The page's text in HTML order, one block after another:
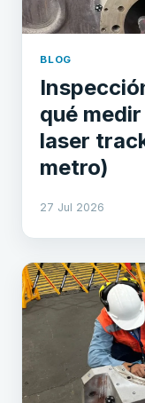
BLOG
qué
laser
metro)
27 Jul 2026